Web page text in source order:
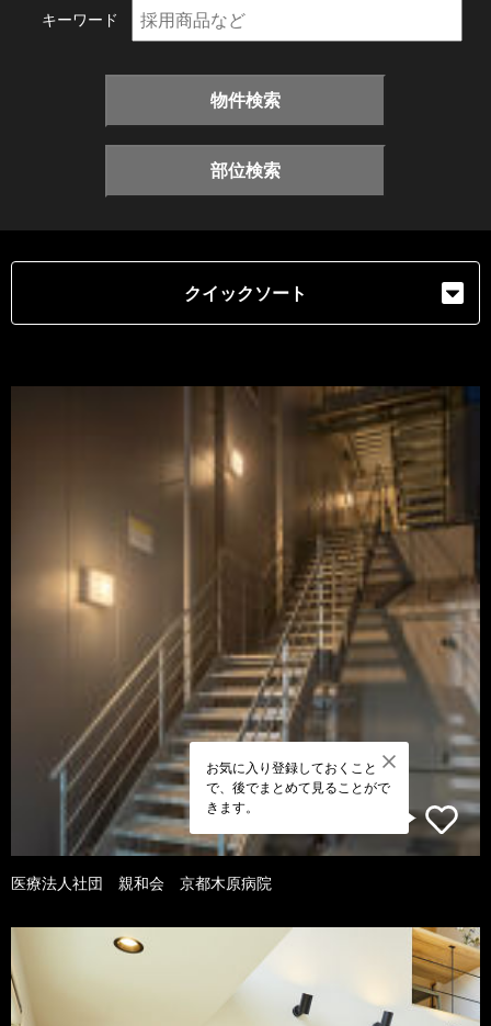
キーワード
物件検索
部位検索
クイックソート
お気に入り登録しておくこと
で、後でまとめて見ることがで
きます。
医療法人社団 親和会 京都木原病院